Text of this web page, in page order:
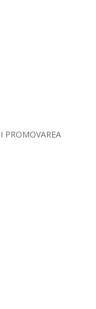
PROMOVAREA